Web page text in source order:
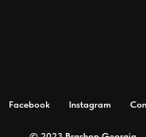
Facebook Instagram